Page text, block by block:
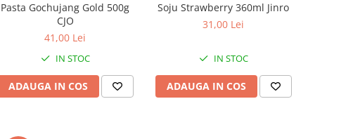
Pasta Gochujang Gold 500g
CJO
41,00 Lei
IN STOC
ADAUGA IN COS
Soju Strawberry 360ml Jinro
31,00 Lei
IN STOC
ADAUGA IN COS